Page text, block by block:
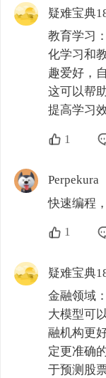
疑难宝典
教育学习
化学习和
趣爱好，
这可以帮
提高学习
1
Perpekura
快速编程
1
疑难宝典
金融领域
大模型可
融机构更
定更准确
于预测股